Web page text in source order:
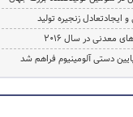
زنجیره تولید
در سال 2016
دستی آلومینیوم فراهم شد